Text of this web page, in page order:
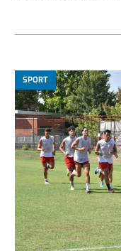
SPORT